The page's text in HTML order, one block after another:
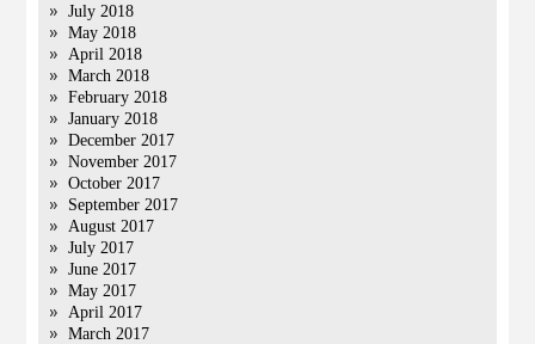
July 2018
May 2018
April 2018
March 2018
February 2018
January 2018
December 2017
November 2017
October 2017
September 2017
August 2017
July 2017
June 2017
May 2017
April 2017
March 2017